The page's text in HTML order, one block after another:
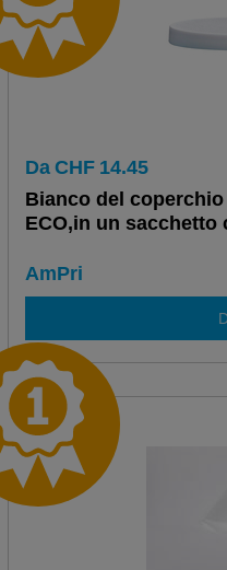
Da CHF 14.45
Bianco del
ECO,in un sacchetto
AmPri